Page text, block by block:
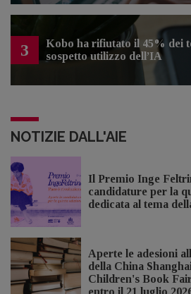
3
Kobo ha rifiutato il 45% dei
sospetto utilizzo dell’IA
NOTIZIE DALL'AIE
Il Premio Inge
candidature per la
dedicata al tema
Aperte le adesioni
della China
Children's Book
entro il 21 luglio